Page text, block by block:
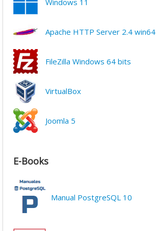
Windows 11
Apache HTTP Server 2.4 win64
FileZilla Windows 64 bits
VirtualBox
Joomla 5
E-Books
Manual PostgreSQL 10